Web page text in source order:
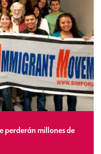
perderán millones de